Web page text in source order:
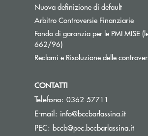
Nuova definizione di default
Arbitro Controversie Finanziarie
Fondo di garanzia per le PMI MISE
662/96)Apre una nuova finestra
Reclami e Risoluzione delle
CONTATTI
Telefono: 0362-57711
E-mail: info@bccbarlassina.it(si
PEC: bccb@pec.bccbarlassina.it(si